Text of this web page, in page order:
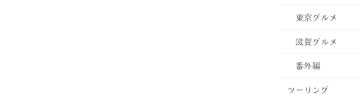
東京グルメ
滋賀グルメ
番外編
ツーリング